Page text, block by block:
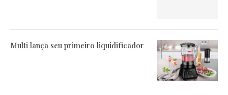
Multi lança seu primeiro liquidificador